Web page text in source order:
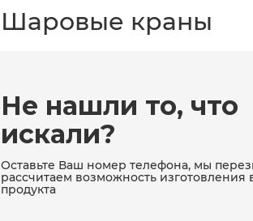
Шаровые краны
Не нашли то, что
искали?
Оставьте Ваш номер телефона, мы
рассчитаем возможность изготовления
продукта